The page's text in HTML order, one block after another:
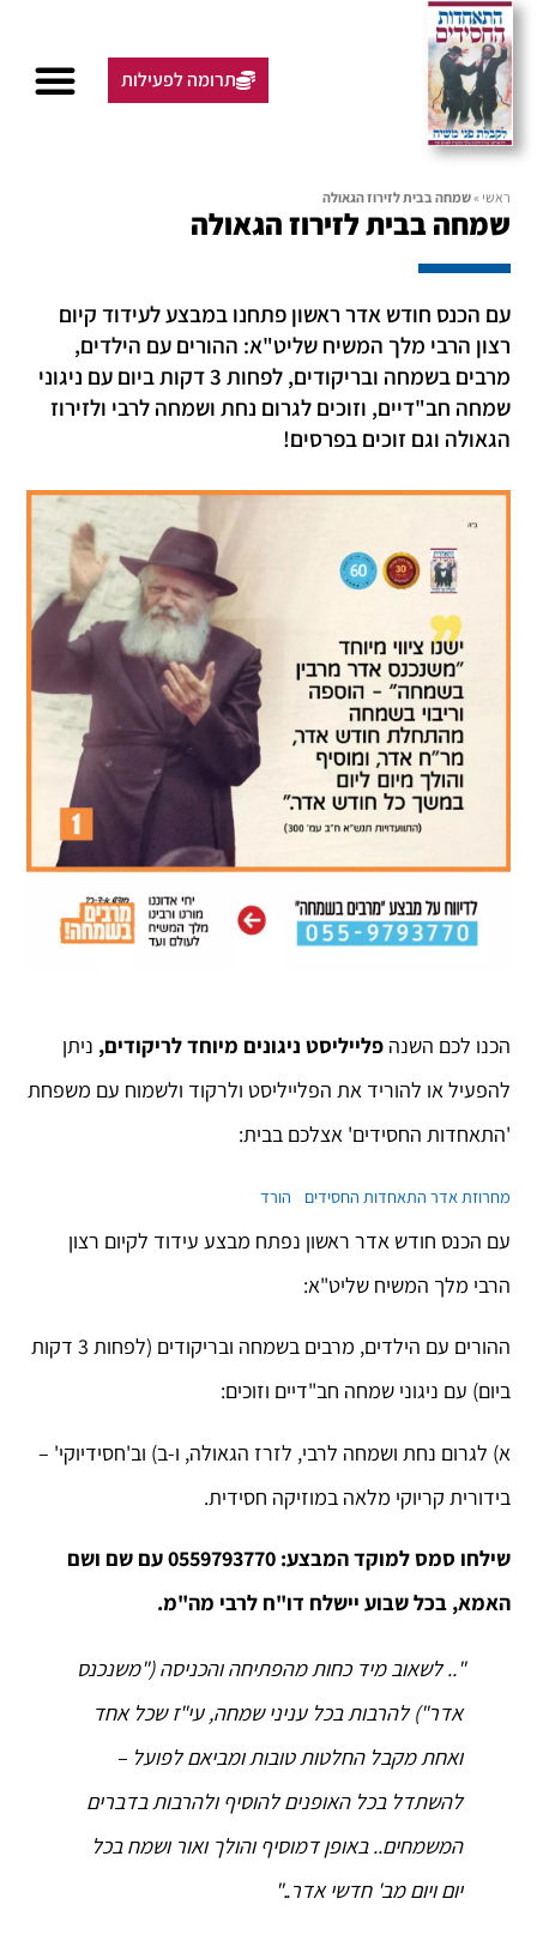
תרומה לפעילות
ראשי »שמחה בבית לזירוז הגאולה
שמחה בבית לזירוז הגאולה
עם הכנס חודש אדר ראשון פתחנו במבצע לעידוד קיום
רצון הרבי מלך המשיח שליט"א: ההורים עם הילדים,
מרבים בשמחה ובריקודים, לפחות 3 דקות ביום עם ניגוני
שמחה חב"דיים, וזוכים לגרום נחת ושמחה לרבי ולזירוז
הגאולה וגם זוכים בפרסים!
הכנו לכם השנהפלייליסט ניגונים מיוחד לריקודים, ניתן
להפעיל או להוריד את הפלייליסט ולרקוד ולשמוח עם משפחת
'התאחדות החסידים' אצלכם בבית:
מחרוזת אדר התאחדות החסידים הורד
עם הכנס חודש אדר ראשון נפתח מבצע עידוד לקיום רצון
הרבי מלך המשיח שליט"א:
ההורים עם הילדים, מרבים בשמחה ובריקודים (לפחות 3 דקות
ביום) עם ניגוני שמחה חב"דיים וזוכים:
א) לגרום נחת ושמחה לרבי, לזרז הגאולה, ו-ב) וב'חסידיוקי' –
בידורית קריוקי מלאה במוזיקה חסידית.
שילחו סמס למוקד המבצע: 0559793770 עם שם ושם
האמא, בכל שבוע יישלח דו"ח לרבי מה"מ.
".. לשאוב מיד כחות מהפתיחה והכניסה ("משנכנס
אדר") להרבות בכל עניני שמחה, עי"ז שכל אחד
ואחת מקבל החלטות טובות ומביאם לפועל –
להשתדל בכל האופנים להוסיף ולהרבות בדברים
המשמחים.. באופן דמוסיף והולך ואור ושמח בכל
יום ויום מב' חדשי אדר.."